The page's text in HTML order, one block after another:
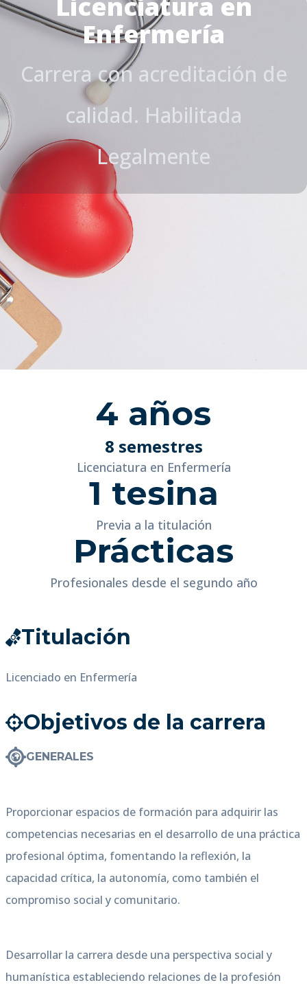
Enfermería
Carrera con acreditación de
calidad. Habilitada
Legalmente
4 años
8 semestres
Licenciatura en Enfermería
1 tesina
Previa a la titulación
Prácticas
Profesionales desde el segundo año
Titulación
Licenciado en Enfermería
Objetivos de la carrera
GENERALES
Proporcionar espacios de formación para adquirir las
competencias necesarias en el desarrollo de una práctica
profesional óptima, fomentando la reflexión, la
capacidad crítica, la autonomía, como también el
compromiso social y comunitario.
Desarrollar la carrera desde una perspectiva social y
humanística estableciendo relaciones de la profesión